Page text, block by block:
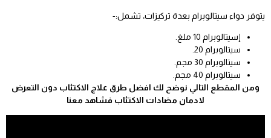
يتوفر دواء سيتالوبرام بعدة تركيزات، تشمل:-
إسيتالوبرام 10 ملغ.
سيتالوبرام 20.
سيتالوبرام 30 مجم.
سيتالوبرام 40 مجم.
ومن المقطع التالي نوضح لك افضل طرق علاج الاكتئاب دون التعرض
لادمان مضادات الاكتئاب فشاهد معنا